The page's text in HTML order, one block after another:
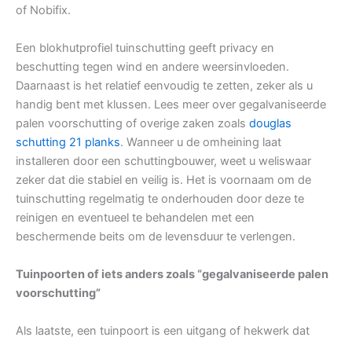
of Nobifix.
Een blokhutprofiel tuinschutting geeft privacy en
beschutting tegen wind en andere weersinvloeden.
Daarnaast is het relatief eenvoudig te zetten, zeker als u
handig bent met klussen. Lees meer over gegalvaniseerde
palen voorschutting of overige zaken zoals douglas
schutting 21 planks. Wanneer u de omheining laat
installeren door een schuttingbouwer, weet u weliswaar
zeker dat die stabiel en veilig is. Het is voornaam om de
tuinschutting regelmatig te onderhouden door deze te
reinigen en eventueel te behandelen met een
beschermende beits om de levensduur te verlengen.
Tuinpoorten of iets anders zoals “gegalvaniseerde palen
voorschutting”
Als laatste, een tuinpoort is een uitgang of hekwerk dat